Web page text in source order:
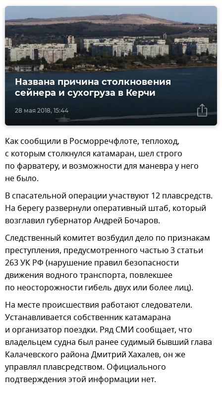
28 мая 2018, 15:44
Названа причина столкновения
сейнера и сухогруза в Керчи
Как сообщили в Росморречфлоте, теплоход,
с которым столкнулся катамаран, шел строго
по фарватеру, и возможности для маневра у него
не было.
В спасательной операции участвуют 12 плавсредств.
На берегу развернули оперативный штаб, который
возглавил губернатор Андрей Бочаров.
Следственный комитет возбудил дело по признакам
преступления, предусмотренного частью 3 статьи
263 УК РФ (нарушение правил безопасности
движения водного транспорта, повлекшее
по неосторожности гибель двух или более лиц).
На месте происшествия работают следователи.
Устанавливается собственник катамарана
и организатор поездки. Ряд СМИ сообщает, что
владельцем судна был ранее судимый бывший глава
Калачевского района Дмитрий Хахалев, он же
управлял плавсредством. Официального
подтверждения этой информации нет.